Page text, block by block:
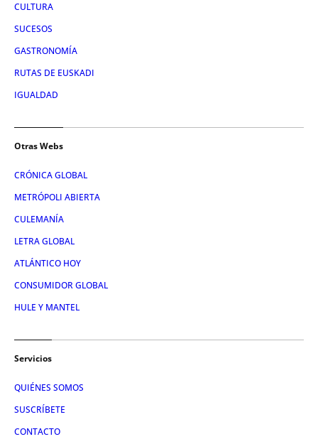
CULTURA
SUCESOS
GASTRONOMÍA
RUTAS DE EUSKADI
IGUALDAD
Otras Webs
CRÓNICA GLOBAL
METRÓPOLI ABIERTA
CULEMANÍA
LETRA GLOBAL
ATLÁNTICO HOY
CONSUMIDOR GLOBAL
HULE Y MANTEL
Servicios
QUIÉNES SOMOS
SUSCRÍBETE
CONTACTO